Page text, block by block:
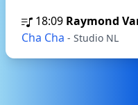
18:09 Raymond
Cha Cha - Studio NL